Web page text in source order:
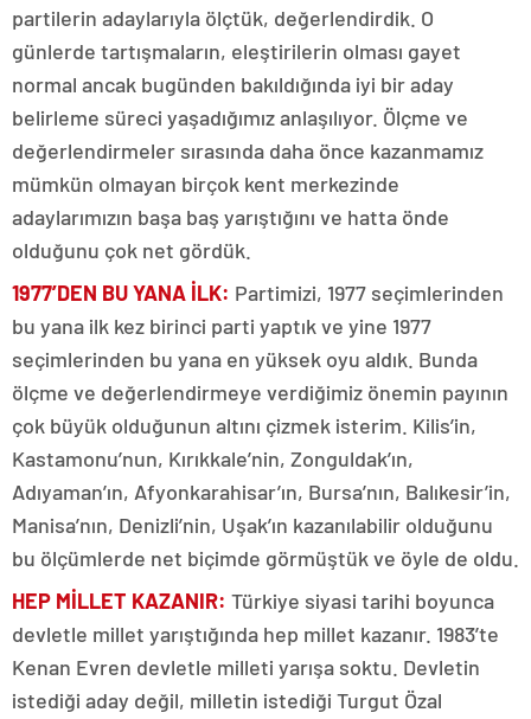
partilerin adaylarıyla ölçtük, değerlendirdik. O
günlerde tartışmaların, eleştirilerin olması gayet
normal ancak bugünden bakıldığında iyi bir aday
belirleme süreci yaşadığımız anlaşılıyor. Ölçme ve
değerlendirmeler sırasında daha önce kazanmamız
mümkün olmayan birçok kent merkezinde
adaylarımızın başa baş yarıştığını ve hatta önde
olduğunu çok net gördük.
1977’DEN BU YANA İLK: Partimizi, 1977 seçimlerinden
bu yana ilk kez birinci parti yaptık ve yine 1977
seçimlerinden bu yana en yüksek oyu aldık. Bunda
ölçme ve değerlendirmeye verdiğimiz önemin payının
çok büyük olduğunun altını çizmek isterim. Kilis’in,
Kastamonu’nun, Kırıkkale’nin, Zonguldak’ın,
Adıyaman’ın, Afyonkarahisar’ın, Bursa’nın, Balıkesir’in,
Manisa’nın, Denizli’nin, Uşak’ın kazanılabilir olduğunu
bu ölçümlerde net biçimde görmüştük ve öyle de oldu.
HEP MİLLET KAZANIR: Türkiye siyasi tarihi boyunca
devletle millet yarıştığında hep millet kazanır. 1983’te
Kenan Evren devletle milleti yarışa soktu. Devletin
istediği aday değil, milletin istediği Turgut Özal